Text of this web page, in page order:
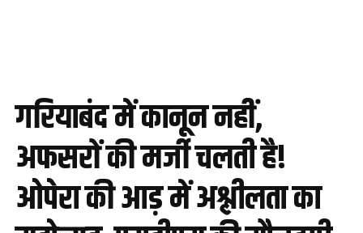
गरियाबंद में कानून नहीं,
अफसरों की मर्जी चलती है!
ओपेरा की आड़ में अश्लीलता का